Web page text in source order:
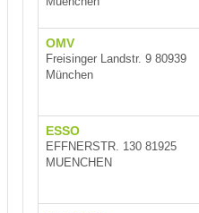
OMV
Freisinger Landstr. 9 80939
München
ESSO
EFFNERSTR. 130 81925
MUENCHEN